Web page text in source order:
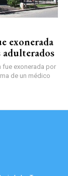
exonerada
adulterados
fue exonerada por
de un médico